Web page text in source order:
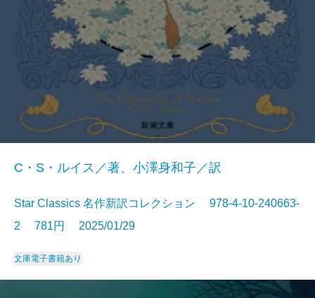
C・S・ルイス／著、小澤身和子／訳
Star Classics 名作新訳コレクション 978-4-10-240663-
2 781円 2025/01/29
文庫電子書籍あり